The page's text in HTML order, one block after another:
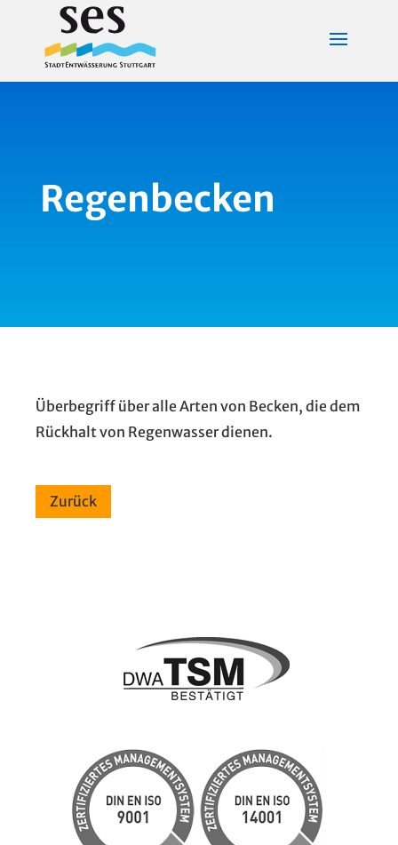
Regenbecken
Überbegriff über alle Arten von Becken, die dem
Rückhalt von Regenwasser dienen.